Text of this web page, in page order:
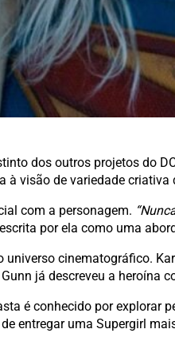
dos outros projetos do
visão de variedade criativa
com a personagem.
por ela como uma
cinematográfico.
já descreveu a heroína
é conhecido por explorar
entregar uma Supergirl